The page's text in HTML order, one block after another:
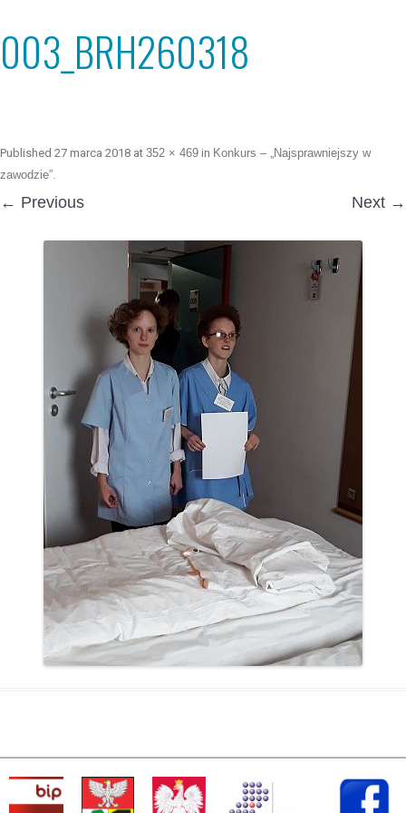
003_BRH260318
Published 27 marca 2018 at 352 × 469 in Konkurs – „Najsprawniejszy w
zawodzie”.
← Previous Next →